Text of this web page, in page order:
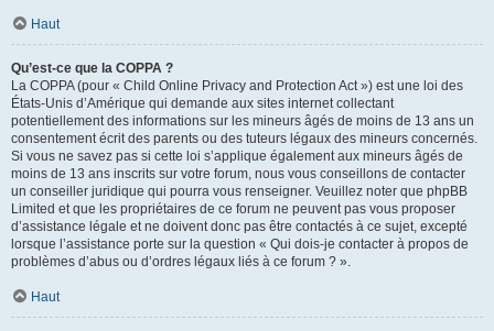
Haut
Qu’est-ce que la COPPA ?
La COPPA (pour « Child Online Privacy and Protection Act ») est une loi des
États-Unis d’Amérique qui demande aux sites internet collectant
potentiellement des informations sur les mineurs âgés de moins de 13 ans un
consentement écrit des parents ou des tuteurs légaux des mineurs concernés.
Si vous ne savez pas si cette loi s’applique également aux mineurs âgés de
moins de 13 ans inscrits sur votre forum, nous vous conseillons de contacter
un conseiller juridique qui pourra vous renseigner. Veuillez noter que phpBB
Limited et que les propriétaires de ce forum ne peuvent pas vous proposer
d’assistance légale et ne doivent donc pas être contactés à ce sujet, excepté
lorsque l’assistance porte sur la question « Qui dois-je contacter à propos de
problèmes d’abus ou d’ordres légaux liés à ce forum ? ».
Haut